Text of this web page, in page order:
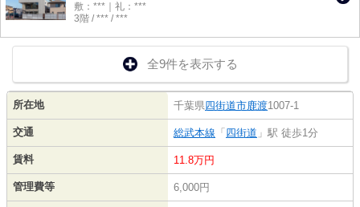
敷：***｜礼：***
3階 / *** / ***
全9件を表示する
所在地 千葉県四街道市鹿渡1007-1
交通 総武本線 「 四街道 」駅 徒歩1分
賃料 11.8万円
管理費等 6,000円